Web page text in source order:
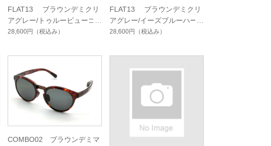
FLAT13 ブラウンデミクリ
アグレー/トゥルービューゴ
ルフハードマルチシングルコ
28,600円 （税込み）
FLAT13 ブラウンデミクリ
アグレー/イーズブルーハー
ドマルチシングルコート
28,600円 （税込み）
COMBO02 ブラウンデミマ